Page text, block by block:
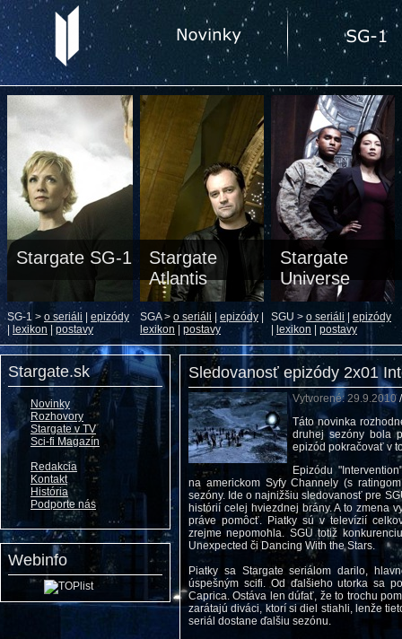
Stargate SG-1
SG-1 > o seriáli
epizódy
lexikon postavy
Stargate
Atlantis
SGA > o seriáli |epizódy
lexikon
postavy
Stargate
Universe
SGU > o seriáli
epizódy
lexikon postavy
Stargate.sk
Novinky
Rozhovory
Stargate v TV
Sci-fi Magazín
Redakcia
Kontakt
História
Podporte nás
Webinfo
Sledovanosť epizódy 2x01
Vytvorené: 29.9.2010
Táto novinka
druhej sezóny bola
epizód pokračovať v
Epizódu
na americkom Syfy Channely (s
sezóny. Ide o najnižšiu sledovanosť pre
histórií celej hviezdnej brány. A to zmena
práve pomôcť. Piatky sú v televízií
zrejme nepomohla. SGU totiž
Unexpected či Dancing With the Stars.
Piatky sa Stargate seriálom darilo,
úspešným scifi. Od ďalšieho utorka sa
Caprica. Ostáva len dúfať, že to trochu
zarátajú diváci, ktorí si diel stiahli, lenže
seriál dostane ďalšiu sezónu.